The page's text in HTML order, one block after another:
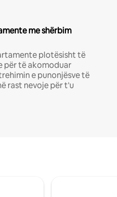
me shërbim
plotësisht të
për të akomoduar
e punonjësve të
rast nevoje për t'u